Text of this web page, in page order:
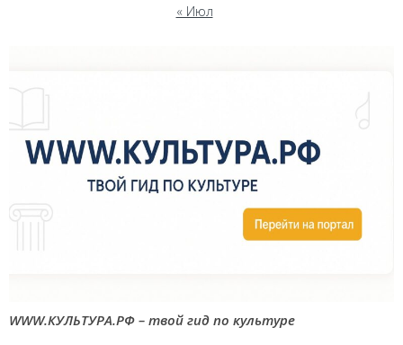
« Июл
WWW.КУЛЬТУРА.РФ – твой гид по культуре